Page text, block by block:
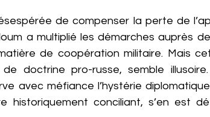
de compenser la perte de
a multiplié les démarches auprès
de coopération militaire. Mais
doctrine pro-russe, semble
avec méfiance l’hystérie
historiquement conciliant, s’en est